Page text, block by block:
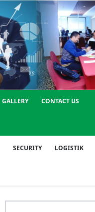
GALLERY CONTACT US
SECURITY LOGISTIK